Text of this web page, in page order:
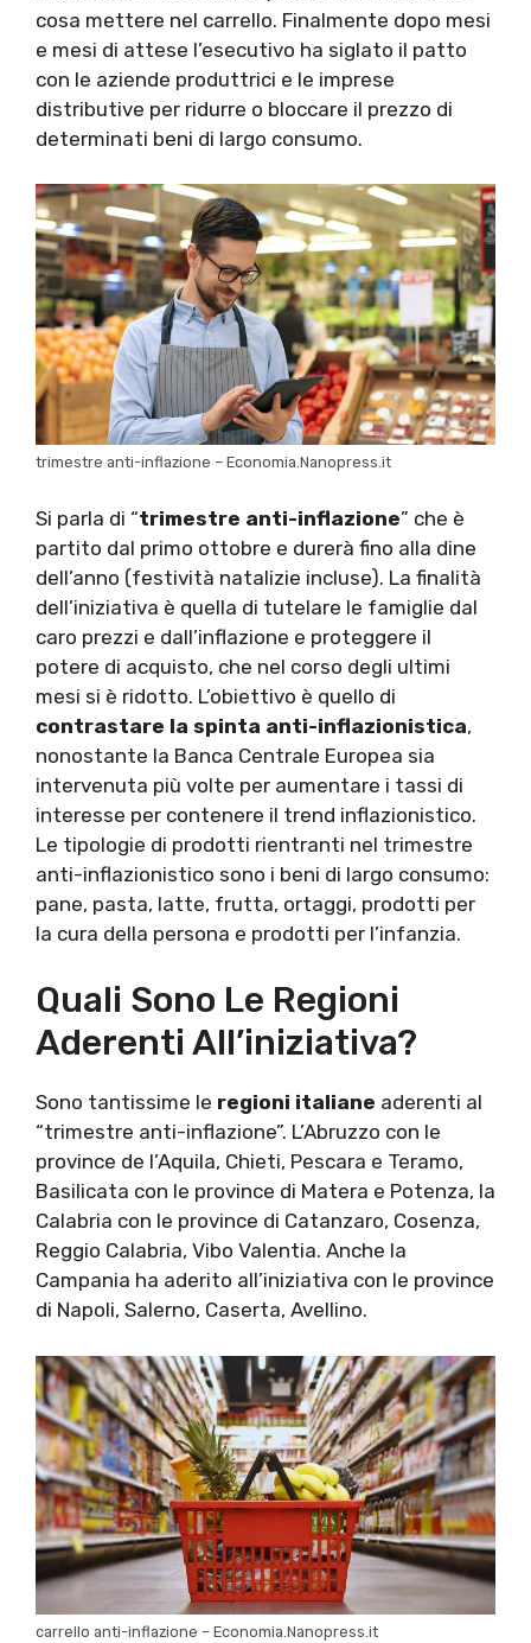
cosa mettere nel carrello. Finalmente dopo mesi
e mesi di attese l’esecutivo ha siglato il patto
con le aziende produttrici e le imprese
distributive per ridurre o bloccare il prezzo di
determinati beni di largo consumo.
trimestre anti-inflazione – Economia.Nanopress.it
Si parla di “trimestre anti-inflazione” che è
partito dal primo ottobre e durerà fino alla dine
dell’anno (festività natalizie incluse). La finalità
dell’iniziativa è quella di tutelare le famiglie dal
caro prezzi e dall’inflazione e proteggere il
potere di acquisto, che nel corso degli ultimi
mesi si è ridotto. L’obiettivo è quello di
contrastare la spinta anti-inflazionistica,
nonostante la Banca Centrale Europea sia
intervenuta più volte per aumentare i tassi di
interesse per contenere il trend inflazionistico.
Le tipologie di prodotti rientranti nel trimestre
anti-inflazionistico sono i beni di largo consumo:
pane, pasta, latte, frutta, ortaggi, prodotti per
la cura della persona e prodotti per l’infanzia.
Quali Sono Le Regioni
Aderenti All’iniziativa?
Sono tantissime le regioni italiane aderenti al
“trimestre anti-inflazione”. L’Abruzzo con le
province de l’Aquila, Chieti, Pescara e Teramo,
Basilicata con le province di Matera e Potenza, la
Calabria con le province di Catanzaro, Cosenza,
Reggio Calabria, Vibo Valentia. Anche la
Campania ha aderito all’iniziativa con le province
di Napoli, Salerno, Caserta, Avellino.
carrello anti-inflazione – Economia.Nanopress.it